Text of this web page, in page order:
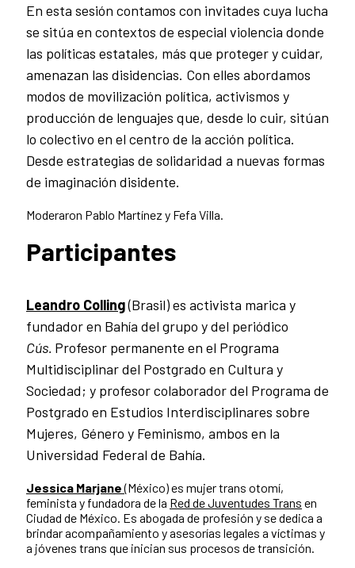
En esta sesión contamos con invitades cuya lucha
se sitúa en contextos de especial violencia donde
las políticas estatales, más que proteger y cuidar,
amenazan las disidencias. Con elles abordamos
modos de movilización política, activismos y
producción de lenguajes que, desde lo cuir, sitúan
lo colectivo en el centro de la acción política.
Desde estrategias de solidaridad a nuevas formas
de imaginación disidente.
Moderaron Pablo Martínez y Fefa Villa.
Participantes
Leandro Colling(Brasil) es activista marica y
fundador en Bahía del grupo y del periódico
Cús. Profesor permanente en el Programa
Multidisciplinar del Postgrado en Cultura y
Sociedad; y profesor colaborador del Programa de
Postgrado en Estudios Interdisciplinares sobre
Mujeres, Género y Feminismo, ambos en la
Universidad Federal de Bahía.
Jessica Marjane(México) es mujer trans otomí,
feminista y fundadora de la Red de Juventudes Trans en
Ciudad de México. Es abogada de profesión y se dedica a
brindar acompañamiento y asesorías legales a víctimas y
a jóvenes trans que inician sus procesos de transición.